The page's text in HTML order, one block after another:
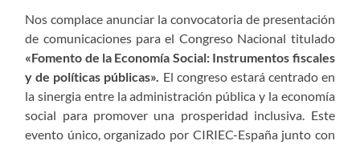
Nos complace anunciar la convocatoria de presentación
de comunicaciones para el Congreso Nacional titulado
«Fomento de la Economía Social: Instrumentos fiscales
y de políticas públicas». El congreso estará centrado en
la sinergia entre la administración pública y la economía
social para promover una prosperidad inclusiva. Este
evento único, organizado por CIRIEC-España junto con